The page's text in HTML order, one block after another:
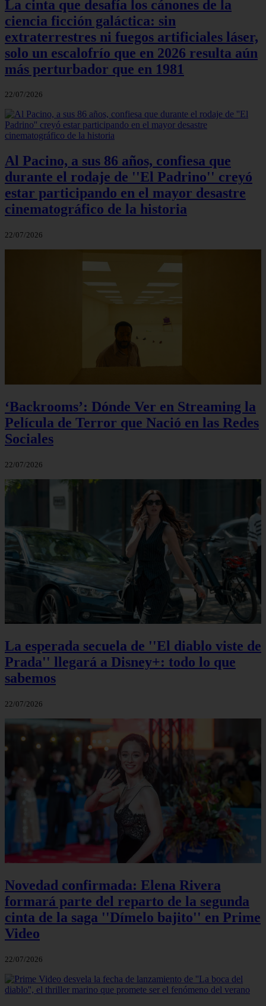
La cinta que desafía los cánones de la
ciencia ficción galáctica: sin
extraterrestres ni fuegos artificiales láser,
solo un escalofrío que en 2026 resulta aún
más perturbador que en 1981
22/07/2026
Al Pacino, a sus 86 años, confiesa que
durante el rodaje de ''El Padrino'' creyó
estar participando en el mayor desastre
cinematográfico de la historia
22/07/2026
‘Backrooms’: Dónde Ver en Streaming la
Película de Terror que Nació en las Redes
Sociales
22/07/2026
La esperada secuela de ''El diablo viste de
Prada'' llegará a Disney+: todo lo que
sabemos
22/07/2026
Novedad confirmada: Elena Rivera
formará parte del reparto de la segunda
cinta de la saga ''Dímelo bajito'' en Prime
Video
22/07/2026